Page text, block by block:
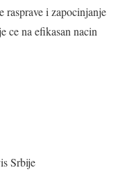
i zapocinjanje
ce na efikasan nacin
Srbije